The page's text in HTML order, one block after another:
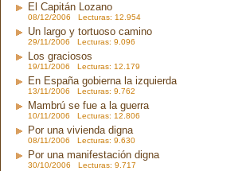
El Capitán Lozano
08/12/2006 Lecturas: 12.954
Un largo y tortuoso camino
29/11/2006 Lecturas: 9.096
Los graciosos
19/11/2006 Lecturas: 12.179
En España gobierna la izquierda
13/11/2006 Lecturas: 9.762
Mambrú se fue a la guerra
10/11/2006 Lecturas: 12.806
Por una vivienda digna
08/11/2006 Lecturas: 9.630
Por una manifestación digna
30/10/2006 Lecturas: 9.717